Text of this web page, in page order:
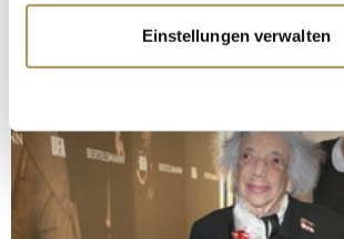
Informationen über Ihre
erfassen, welche bis auf einige
bestimmten Merkmalen
Erfahren Sie mehr darüber, wie Ihre
verarbeitet werden, und legen Sie Ihre
Einstellungen verwalten